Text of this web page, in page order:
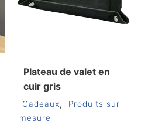
Plateau de valet en
cuir gris
Cadeaux,
Produits sur
mesure